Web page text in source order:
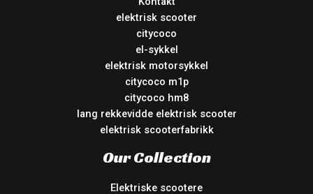
elektrisk scooter
citycoco
el-sykkel
elektrisk motorsykkel
citycoco m1p
citycoco hm8
lang rekkevidde elektrisk scooter
elektrisk scooterfabrikk
Our Collection
Elektriske scootere